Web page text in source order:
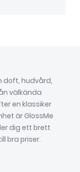
doft, hudvård,
välkända
en klassiker
är GlossMe
dig ett brett
bra priser.